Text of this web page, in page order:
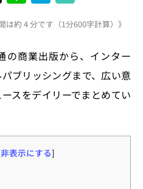
n
e
at
e
n
a
は約 4 分です（1分600字計算）》
商業出版から、インター
ブリッシングまで、広い意
スをデイリーでまとめてい
非表示にする]